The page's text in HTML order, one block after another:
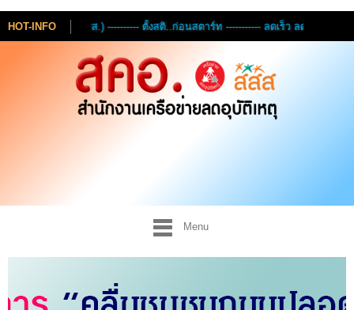
HOT-INFO
สสส.) ---------- ตั้งสติ..ก่อนสตาร์ท ----------- ลดเร็ว ลดเสี่ยง -:- ดื่มไม่ขับ --- ขั
Menu